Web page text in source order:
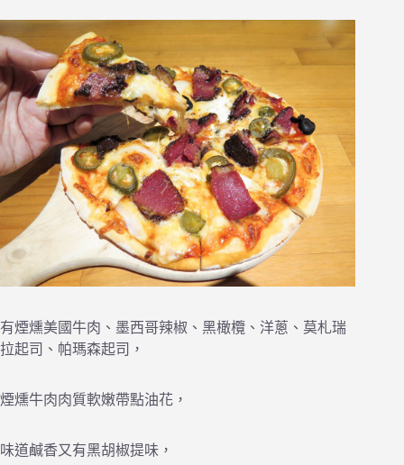
有煙燻美國牛肉、墨西哥辣椒、黑橄欖、洋蔥、莫札瑞
拉起司、帕瑪森起司，
煙燻牛肉肉質軟嫩帶點油花，
味道鹹香又有黑胡椒提味，